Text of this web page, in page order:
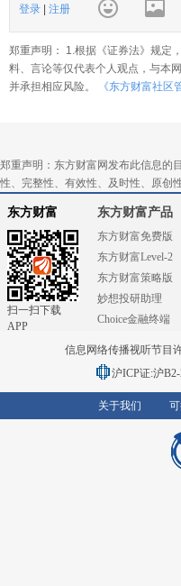
登录 注册
郑重声明： 1.根据《证券法》规定
料、言论等仅代表个人观点，与本
并承担相应风险。
《东方财富社区
郑重声明：东方财富网发布此信息的
性、完整性、有效性、及时性、原创
东方财富
扫一扫下载
APP
东方财富产品
东方财富免费版
东方财富Level-2
东方财富策略版
妙想投研助理
Choice金融终端
信息网络传播视听节目
沪ICP证:沪B2-
关于我们